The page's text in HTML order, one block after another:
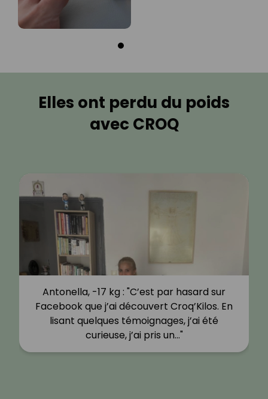
Elles ont perdu du poids
avec CROQ
Antonella, -17 kg : "C’est par hasard sur
Facebook que j’ai découvert Croq’Kilos. En
lisant quelques témoignages, j’ai été
curieuse, j’ai pris un…"